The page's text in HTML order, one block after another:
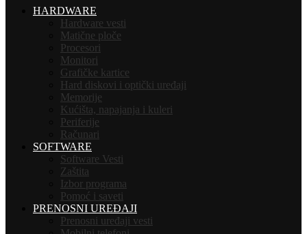
HARDWARE
Hardware vesti
Matične ploče
Procesori
Monitori
Grafičke kartice
Hard diskovi i optički uređaji
Memorije
Kućišta, napajanja i kuleri
Periferije
Računari
SOFTWARE
Software Vesti
Zaštita
Izbor programa
Pomoć i saveti
PRENOSNI UREĐAJI
Prenosni uređaji vesti